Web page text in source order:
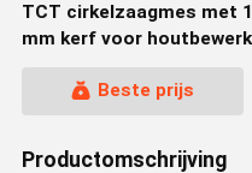
TCT cirkelzaagmes met
mm kerf voor
Beste prijs
Productomschrijving